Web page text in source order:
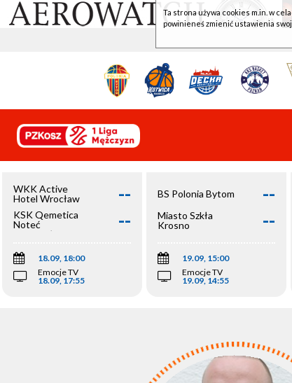
WKK Active
Hotel Wrocław
--
KSK Qemetica
Noteć
Inowrocław
--
18.09, 18:00
Emocje TV
18.09, 17:55
BS Polonia Bytom --
Miasto Szkła
Krosno
--
19.09, 15:00
Emocje TV
19.09, 14:55
Ta strona używa cookies m.in. w
powinieneś zmienić ustawienia